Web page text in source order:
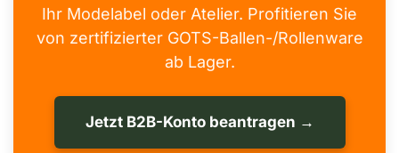
Ihr Modelabel oder Atelier. Profitieren Sie
von zertifizierter GOTS-Ballen-/Rollenware
ab Lager.
Jetzt B2B-Konto beantragen →